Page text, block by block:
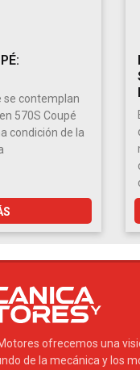
se contemplan
570S Coupé
condición de la
ofrecemos una
de la mecánica y los